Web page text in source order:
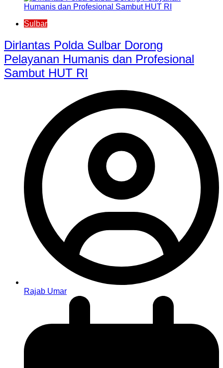
Sulbar
Dirlantas Polda Sulbar Dorong
Pelayanan Humanis dan Profesional
Sambut HUT RI
Rajab Umar